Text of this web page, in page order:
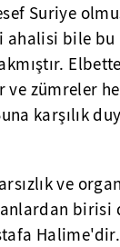
Suriye
ahalisi bile
zümreler
karşılık
ve
birisi